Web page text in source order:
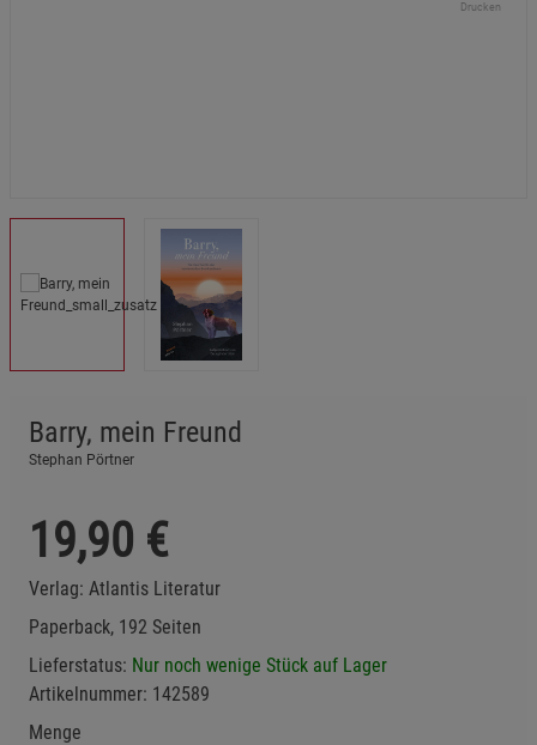
Drucken
Barry, mein Freund
Stephan Pörtner
19,90 €
Verlag: Atlantis Literatur
Paperback, 192 Seiten
Lieferstatus: Nur noch wenige Stück auf Lager
Artikelnummer: 142589
Menge